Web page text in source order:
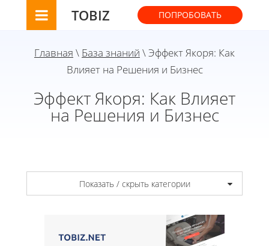
TOBIZ ПОПРОБОВАТЬ
Главная \ База знаний \ Эффект Якоря: Как
Влияет на Решения и Бизнес
Эффект Якоря: Как Влияет
на Решения и Бизнес
Показать / скрыть категории